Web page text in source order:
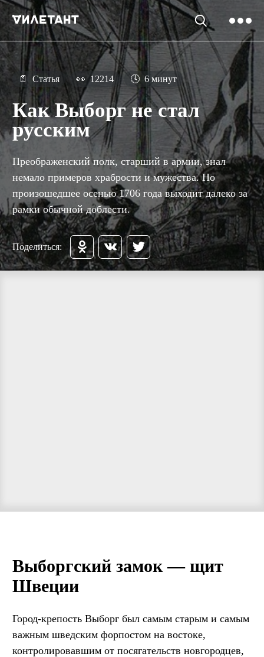
📄 Статья 👀 12214 🕓 6 минут
Как Выборг не стал
русским
Преображенский полк, старший в армии, знал
немало примеров храбрости и мужества. Но
произошедшее осенью 1706 года выходит далеко за
рамки обычной доблести.
Поделиться:
Выборгский замок — щит
Швеции
Город-крепость Выборг был самым старым и самым
важным шведским форпостом на востоке,
контролировавшим от посягательств новгородцев,